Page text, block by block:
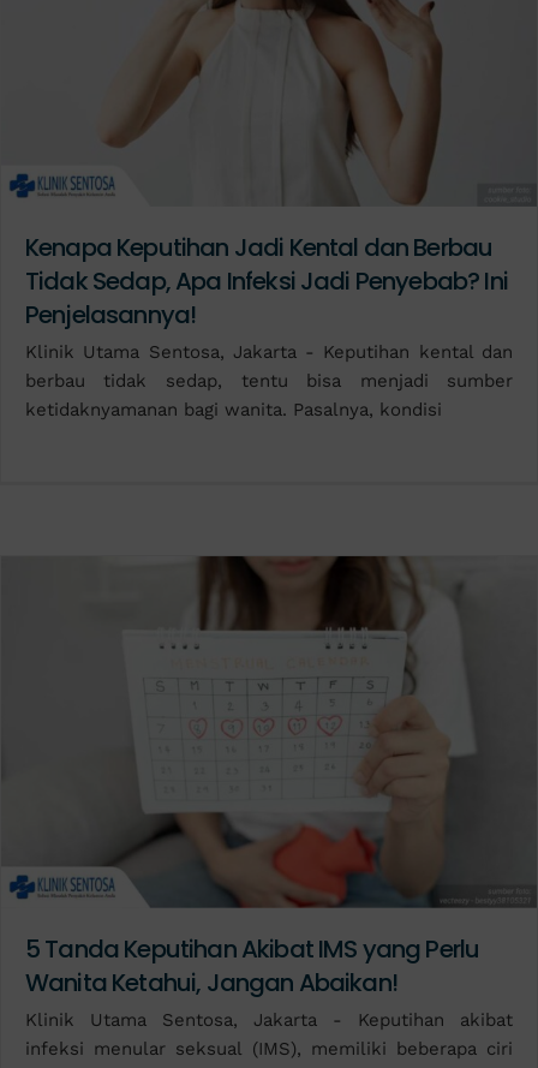
Kenapa Keputihan Jadi Kental dan Berbau
Tidak Sedap, Apa Infeksi Jadi Penyebab? Ini
Penjelasannya!
Klinik Utama Sentosa, Jakarta - Keputihan kental dan
berbau tidak sedap, tentu bisa menjadi sumber
ketidaknyamanan bagi wanita. Pasalnya, kondisi
5 Tanda Keputihan Akibat IMS yang Perlu
Wanita Ketahui, Jangan Abaikan!
Klinik Utama Sentosa, Jakarta - Keputihan akibat
infeksi menular seksual (IMS), memiliki beberapa ciri